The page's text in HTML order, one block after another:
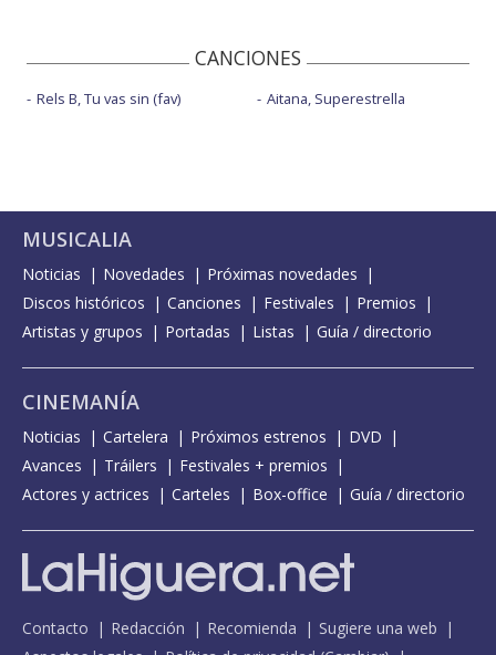
CANCIONES
Rels B, Tu vas sin (fav) Aitana, Superestrella
MUSICALIA
Noticias Novedades
Próximas novedades
Discos históricos
Canciones Festivales
Premios
Artistas y grupos
Portadas Listas Guía / directorio
CINEMANÍA
Noticias Cartelera Próximos estrenos
DVD
Avances
Tráilers
Festivales + premios
Actores y actrices
Carteles Box-office Guía / directorio
Contacto Redacción Recomienda
Sugiere una web